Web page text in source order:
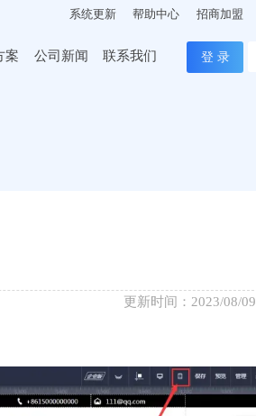
系统更新 帮助中心 招商加盟
案 公司新闻 联系我们 登 录
更新时间：2023/08/09